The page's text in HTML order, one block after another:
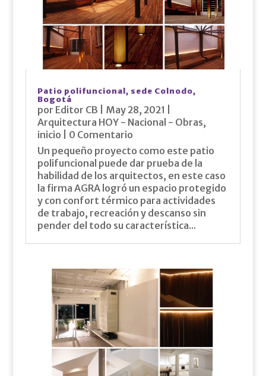
Patio polifuncional, sede Colnodo,
Bogotá
por Editor CB May 28, 2021
Arquitectura HOY - Nacional - Obras,
inicio | 0 Comentario
Un pequeño proyecto como este patio
polifuncional puede dar prueba de la
habilidad de los arquitectos, en este caso
la firma AGRA logró un espacio protegido
y con confort térmico para actividades
de trabajo, recreación y descanso sin
pender del todo su característica...